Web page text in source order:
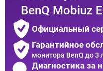
BenQ Mobiuz
Официальный
Гарантийное
монитора BenQ до 3
Диагностика за